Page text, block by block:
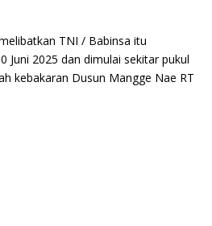
TNI / Babinsa itu
Juni 2025 dan dimulai sekitar pukul
kebakaran Dusun Mangge Nae RT